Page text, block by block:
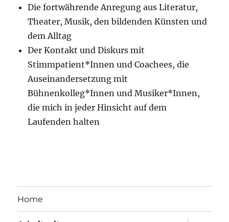
Die fortwährende Anregung aus Literatur,
Theater, Musik, den bildenden Künsten und
dem Alltag
Der Kontakt und Diskurs mit
Stimmpatient*Innen und Coachees, die
Auseinandersetzung mit
Bühnenkolleg*Innen und Musiker*Innen,
die mich in jeder Hinsicht auf dem
Laufenden halten
Home